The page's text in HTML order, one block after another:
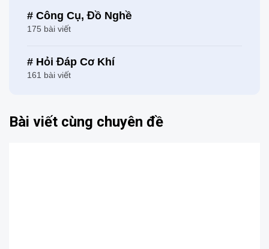
# Công Cụ, Đồ Nghề
175 bài viết
# Hỏi Đáp Cơ Khí
161 bài viết
Bài viết cùng chuyên đề